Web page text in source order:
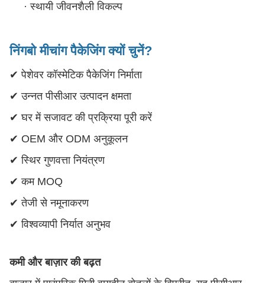
· स्थायी जीवनशैली विकल्प
निंगबो मीचांग पैकेजिंग क्यों चुनें?
✔ पेशेवर कॉस्मेटिक पैकेजिंग निर्माता
✔ उन्नत पीसीआर उत्पादन क्षमता
✔ घर में सजावट की प्रक्रिया पूरी करें
✔ OEM और ODM अनुकूलन
✔ स्थिर गुणवत्ता नियंत्रण
✔ कम MOQ
✔ तेजी से नमूनाकरण
✔ विश्वव्यापी निर्यात अनुभव
कमी और बाज़ार की बढ़त